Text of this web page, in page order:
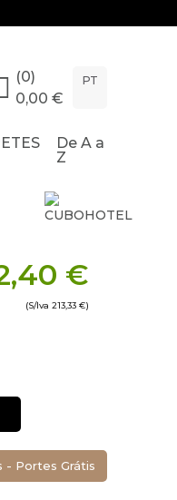
(0)
0,00 €
PT
De A a
Z
€
(S/Iva 213,33 €)
- Portes Grátis